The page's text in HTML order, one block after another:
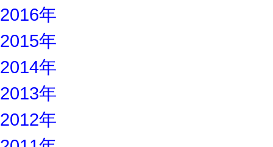
2016年
2015年
2014年
2013年
2012年